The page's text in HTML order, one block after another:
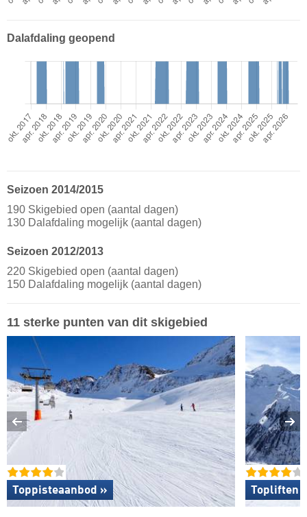
Dalafdaling geopend
Seizoen 2014/2015
190 Skigebied open (aantal dagen)
130 Dalafdaling mogelijk (aantal dagen)
Seizoen 2012/2013
220 Skigebied open (aantal dagen)
150 Dalafdaling mogelijk (aantal dagen)
11 sterke punten van dit skigebied
Toppisteaanbod » Topliften